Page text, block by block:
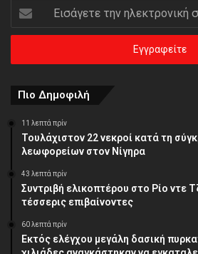
Εισάγετε
την
ηλεκτρονική
διεύθυνση
Πιο Δημοφιλή
11 λεπτά πρίν
Τουλάχιστον 22 νεκροί κατά τη
λεωφορείων στον Νίγηρα
43 λεπτά πρίν
Συντριβή ελικοπτέρου στο Ρίο ντε
τέσσερις επιβαίνοντες
60 λεπτά πρίν
Εκτός ελέγχου μεγάλη δασική